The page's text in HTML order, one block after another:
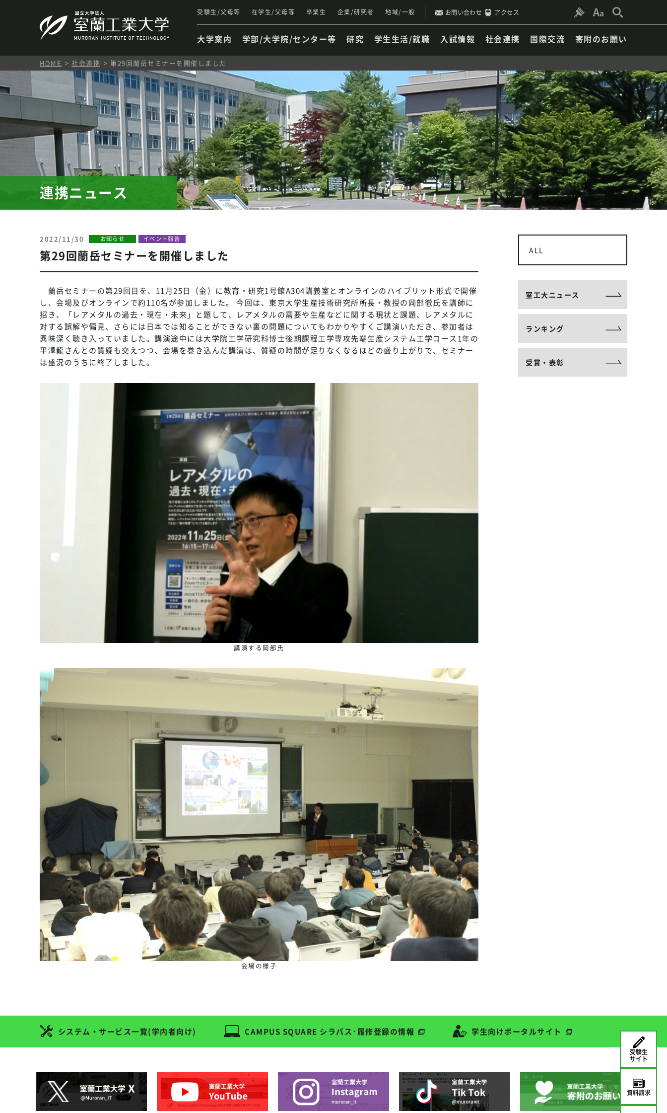
受験生/父母等 在学生/父母等 卒業生 企業/研究者 地域/一般 お問い合わせ アクセス
大学案内 学部/大学院/センター等 研究 学生生活/就職 入試情報 社会連携 国際交流 寄附のお願い
受験生
サイト
資料請求
HOME 社会連携 第29回蘭岳セミナーを開催しました
連携ニュース
2022/11/30 お知らせ イベント報告
第29回蘭岳セミナーを開催しました
蘭岳セミナーの第29回目を、11月25日（金）に教育・研究1号館A304講義室とオンラインのハイブリット形式で開催
し、会場及びオンラインで約110名が参加しました。 今回は、東京大学生産技術研究所所長・教授の岡部徹氏を講師に
招き、「レアメタルの過去・現在・未来」と題して、レアメタルの需要や生産などに関する現状と課題、レアメタルに
対する誤解や偏見、さらには日本では知ることができない裏の問題についてもわかりやすくご講演いただき、参加者は
興味深く聴き入っていました。講演途中には大学院工学研究科博士後期課程工学専攻先端生産システム工学コース1年の
平澤龍さんとの質疑も交えつつ、会場を巻き込んだ講演は、質疑の時間が足りなくなるほどの盛り上がりで、セミナー
は盛況のうちに終了しました。
講演する岡部氏
会場の様子
ALL
室工大ニュース
ランキング
受賞・表彰
システム・サービス一覧(学内者向け) CAMPUS SQUARE シラバス･履修登録の情報 学生向けポータルサイト